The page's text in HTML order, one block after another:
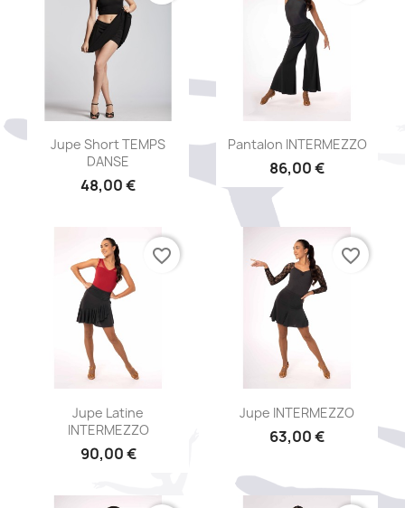
Aperçu rapide
Jupe Short TEMPS
DANSE
48,00 €
Aperçu rapide
Pantalon INTERMEZZO
86,00 €
Aperçu rapide
Jupe Latine
INTERMEZZO
90,00 €
favorite_border
Aperçu rapide
Jupe INTERMEZZO
63,00 €
favorite_border